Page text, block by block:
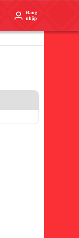
Đăng
nhập